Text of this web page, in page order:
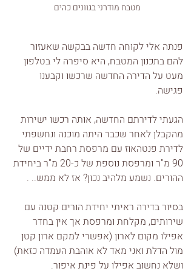
מטבח מודרני בגוונים כהים
פנתה אלי לקוחה חדשה בבקשה שאעזור
להם בתכנון המטבח, היא סיפרה לי בטלפון
מעט על הדירה החדשה שרכשו וקבענו
פגישה.
הגעתי לדירתם החדשה, אותה רכשו ישירות
מהקבלן לאחר שכבר היתה מוכנה ונחשפתי
לדירת פנטהאוז עם מרפסת רחבת ידיים של
90 מ"ר ומרפסת נוספת של כ-20 מ"ר ביחידת
ההורים. נשמע מלהיב נכון? אז לא ממש.. .
בסיור בדירה ראיתי יחידת הורים קטנה עם
שירותים, מקלחת ומרפסת אך אין בחדר
אפילו מקום לארון (אפשרי למקם ארון קטן
מול הדלת ואני מאד לא אוהבת העמדה כזאת)
ושלא נחשוב אפילו על פינת איפור.